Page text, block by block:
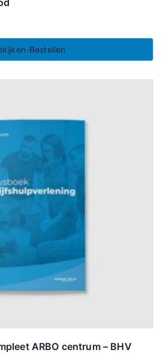
Bestellen
ARBO centrum – BHV